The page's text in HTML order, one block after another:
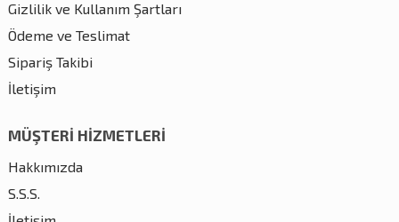
Gizlilik ve Kullanım Şartları
Ödeme ve Teslimat
Sipariş Takibi
İletişim
MÜŞTERİ HİZMETLERİ
Hakkımızda
S.S.S.